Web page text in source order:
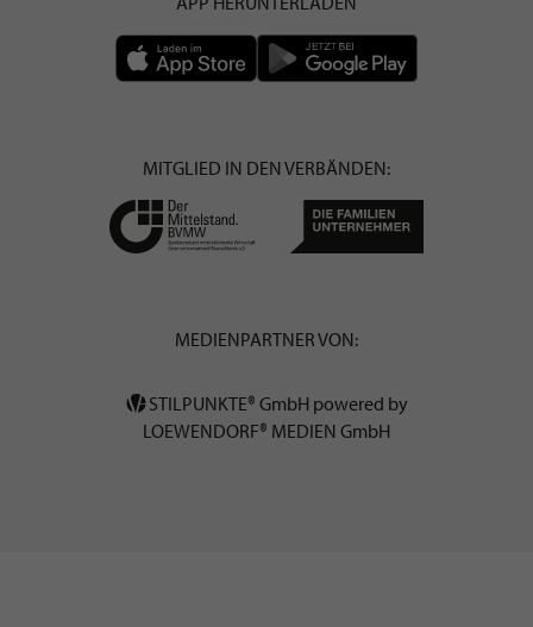
MITGLIED IN DEN VERBÄNDEN:
MEDIENPARTNER VON:
STILPUNKTE® GmbH powered by
LOEWENDORF® MEDIEN GmbH